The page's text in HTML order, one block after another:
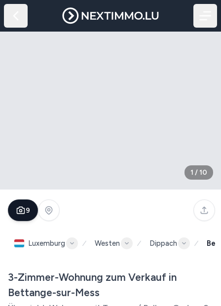
1 / 10
9
Luxemburg Westen Dippach
3-Zimmer-Wohnung zum Verkauf in
Bettange-sur-Mess